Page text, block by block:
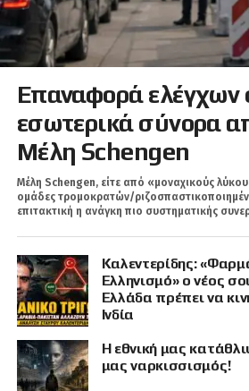
Επαναφορά ελέγχων
εσωτερικά σύνορα
Μέλη Schengen
Μέλη Schengen, είτε από «μοναχικούς
ομάδες τρομοκρατών/
επιτακτική η ανάγκη πιο συστηματικής
Καλεντερίδης:
Ελληνισμό» ο νέος
Ελλάδα πρέπει να
Ινδία
Η εθνική μας
μας ναρκισσισμός!